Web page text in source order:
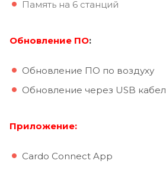
Память на 6 станций
Обновление ПО:
Обновление ПО по воздуху
Обновление через USB кабел
Приложение:
Cardo Connect App